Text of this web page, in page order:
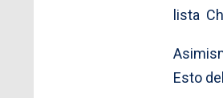
lista
Esto